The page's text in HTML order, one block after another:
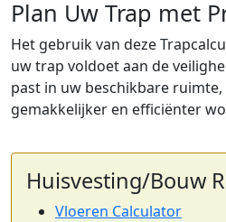
Plan Uw Trap met
Het gebruik van deze
uw trap voldoet aan de
past in uw beschikbare
gemakkelijker en efficiënter
Huisvesting/Bouw
Vloeren Calculator